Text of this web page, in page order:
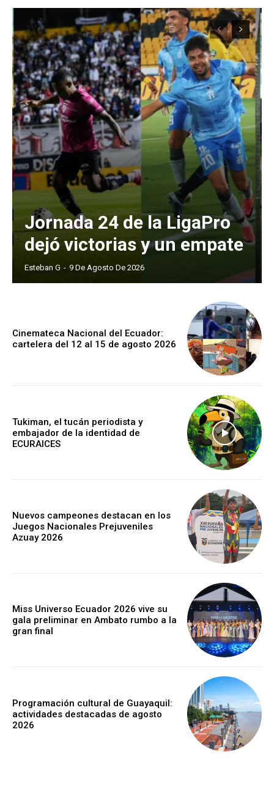
Jornada 24 de la LigaPro
dejó victorias y un empate
Esteban G - 9 De Agosto De 2026
Cinemateca Nacional del Ecuador:
cartelera del 12 al 15 de agosto 2026
Tukiman, el tucán periodista y
embajador de la identidad de
ECURAICES
Nuevos campeones destacan en los
Juegos Nacionales Prejuveniles
Azuay 2026
Miss Universo Ecuador 2026 vive su
gala preliminar en Ambato rumbo a la
gran final
Programación cultural de Guayaquil:
actividades destacadas de agosto
2026